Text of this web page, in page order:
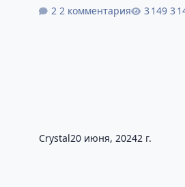
2 комментария 3
Crystal20 июня, 20242 г.